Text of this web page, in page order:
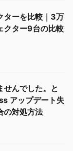
ターを比較｜3万
クター9台の比較
せんでした。と
アップデート失
の対処方法